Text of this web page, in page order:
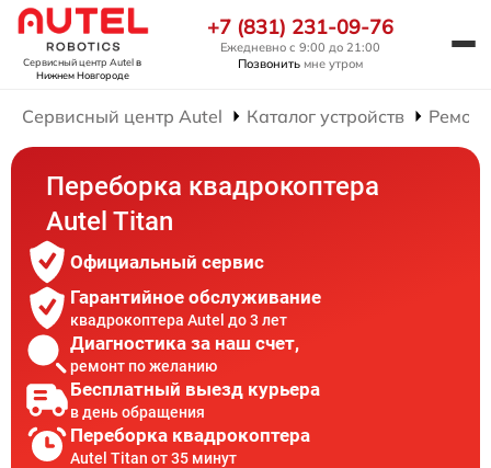
Сервисный центр Autelв
Нижнем Новгороде
+7 (831) 231-09-76
Ежедневно с 9:00 до 21:00
Позвонить мне утром
Сервисный центр Autel Каталог устройств
Переборка квадрокоптера
Autel Titan
Официальный сервис
Гарантийное обслуживание
квадрокоптера Autel до 3 лет
Диагностика за наш счет,
ремонт по желанию
Бесплатный выезд курьера
в день обращения
Переборка квадрокоптера
Autel Titan от 35 минут